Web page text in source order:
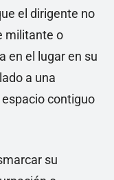
el dirigente no
militante o
en el lugar en su
a una
contiguo
su